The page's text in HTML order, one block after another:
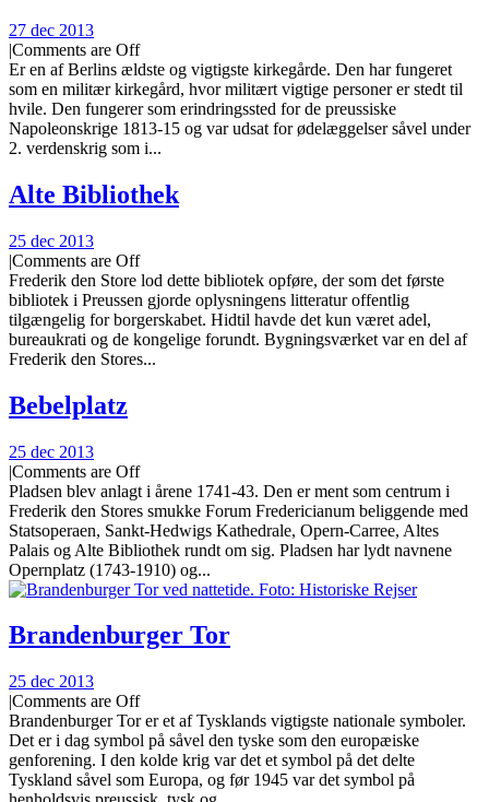
27 dec 2013
|Comments are Off
Er en af Berlins ældste og vigtigste kirkegårde. Den har fungeret
som en militær kirkegård, hvor militært vigtige personer er stedt til
hvile. Den fungerer som erindringssted for de preussiske
Napoleonskrige 1813-15 og var udsat for ødelæggelser såvel under
2. verdenskrig som i...
Alte Bibliothek
25 dec 2013
|Comments are Off
Frederik den Store lod dette bibliotek opføre, der som det første
bibliotek i Preussen gjorde oplysningens litteratur offentlig
tilgængelig for borgerskabet. Hidtil havde det kun været adel,
bureaukrati og de kongelige forundt. Bygningsværket var en del af
Frederik den Stores...
Bebelplatz
25 dec 2013
|Comments are Off
Pladsen blev anlagt i årene 1741-43. Den er ment som centrum i
Frederik den Stores smukke Forum Fredericianum beliggende med
Statsoperaen, Sankt-Hedwigs Kathedrale, Opern-Carree, Altes
Palais og Alte Bibliothek rundt om sig. Pladsen har lydt navnene
Opernplatz (1743-1910) og...
Brandenburger Tor
25 dec 2013
|Comments are Off
Brandenburger Tor er et af Tysklands vigtigste nationale symboler.
Det er i dag symbol på såvel den tyske som den europæiske
genforening. I den kolde krig var det et symbol på det delte
Tyskland såvel som Europa, og før 1945 var det symbol på